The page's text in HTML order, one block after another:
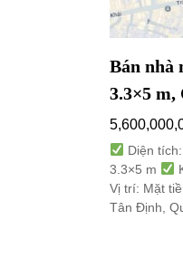
Bán nhà
3.3×5 m,
Diện
3.3×5 m
Vị trí: Mặt
Tân Định,